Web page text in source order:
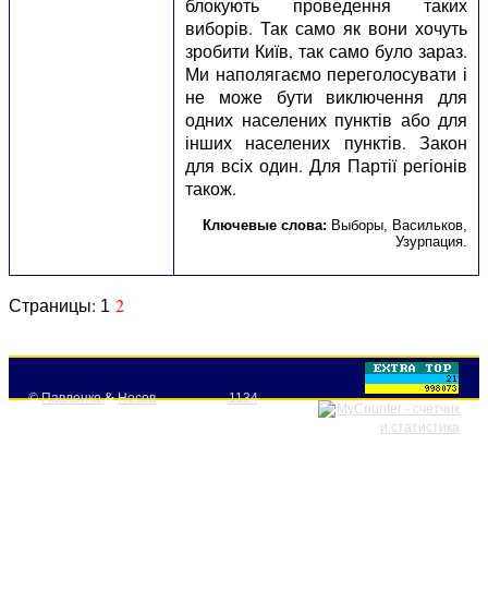
виборів. Так само як вони хочуть
зробити Київ, так само було зараз.
Ми наполягаємо переголосувати і
не може бути виключення для
одних населених пунктів або для
інших населених пунктів. Закон
для всіх один. Для Партії регіонів
також.
Ключевые слова: Выборы Васильков
Узурпация
Страницы: 1 2
©Павленко&Носов 1134